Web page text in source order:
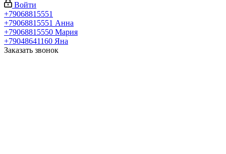
Войти
+79068815551
+79068815551 Анна
+79068815550 Мария
+79048641160 Яна
Заказать звонок